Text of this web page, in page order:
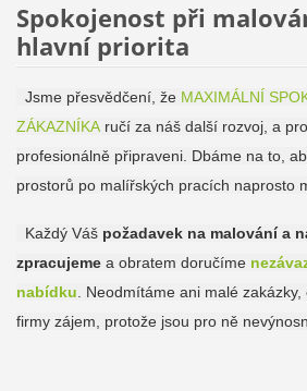
Spokojenost při
hlavní priorita
Jsme přesvědčení, že MAXIMÁLNÍ
ZÁKAZNÍKAručí za náš další rozvoj, a
profesionálně připraveni. Dbáme na to,
prostorů po malířských pracích naprosto
Každý Váš požadavek na malování a
zpracujemea obratem doručíme
nabídku . Neodmítáme ani malé
firmy zájem, protože jsou pro ně